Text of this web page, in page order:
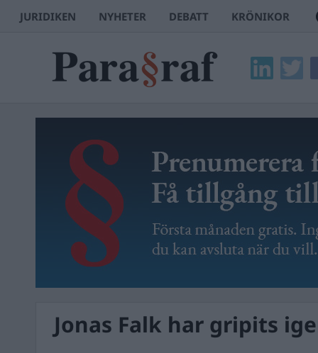
JURIDIKEN NYHETER DEBATT KRÖNIKOR
Jonas Falk har gripits